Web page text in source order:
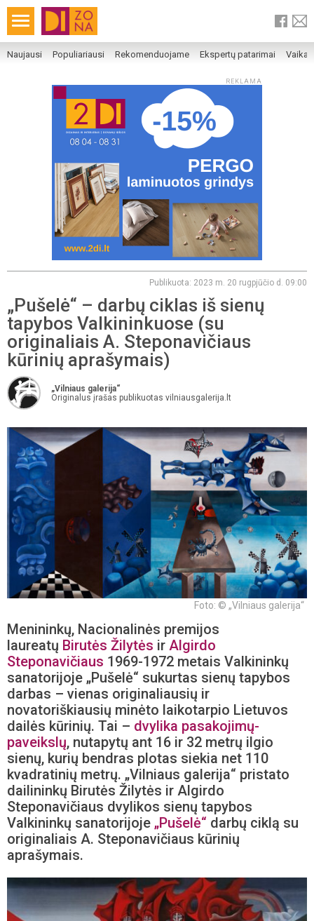
Naujausi Populiariausi Rekomenduojame Ekspertų patarimai
REKLAMA
Publikuota: 2023 m. 20 rugpjūčio d. 09:00
„Pušelė“ – darbų ciklas iš sienų
tapybos Valkininkuose (su
originaliais A. Steponavičiaus
kūrinių aprašymais)
„Vilniaus galerija“
Originalus įrašas publikuotas vilniausgalerija.lt
Foto: © „Vilniaus galerija“
Menininkų, Nacionalinės premijos
laureatų Birutės Žilytės ir Algirdo
Steponavičiaus 1969-1972 metais Valkininkų
sanatorijoje „Pušelė“ sukurtas sienų tapybos
darbas – vienas originaliausių ir
novatoriškiausių minėto laikotarpio Lietuvos
dailės kūrinių. Tai – dvylika pasakojimų-
paveikslų, nutapytų ant 16 ir 32 metrų ilgio
sienų, kurių bendras plotas siekia net 110
kvadratinių metrų. „Vilniaus galerija“ pristato
dailininkų Birutės Žilytės ir Algirdo
Steponavičiaus dvylikos sienų tapybos
Valkininkų sanatorijoje „Pušelė“ darbų ciklą su
originaliais A. Steponavičiaus kūrinių
aprašymais.